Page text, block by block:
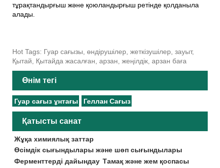
тұрақтандырғыш және қоюландырғыш ретінде қолданыла
алады.
Hot Tags: Гуар сағызы, өндірушілер, жеткізушілер, зауыт,
Қытай, Қытайда жасалған, арзан, жеңілдік, арзан баға
Өнім тегі
Гуар сағыз ұнтағы Геллан Сағыз
Қатысты санат
Жұқа химиялық заттар
Өсімдік сығындылары және шөп сығындылары
Ферменттерді дайындау Тамақ және жем қоспасы